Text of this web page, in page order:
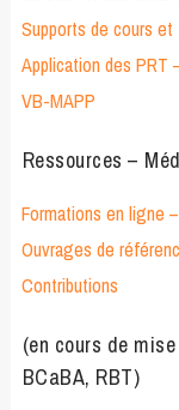
Supports de cours
Application des PRT
VB-MAPP
Ressources –
Formations en ligne
Ouvrages de
Contributions
(en cours de
BCaBA, RBT)